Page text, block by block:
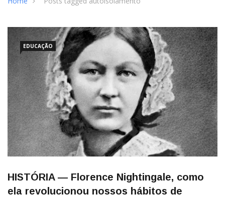
EDUCAÇÃO
HISTÓRIA — Florence Nightingale, como
ela revolucionou nossos hábitos de